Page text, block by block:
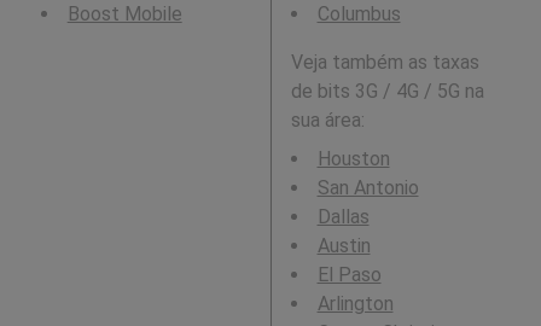
Boost Mobile
Columbus
Veja também as taxas
de bits 3G / 4G / 5G na
sua área:
Houston
San Antonio
Dallas
Austin
El Paso
Arlington